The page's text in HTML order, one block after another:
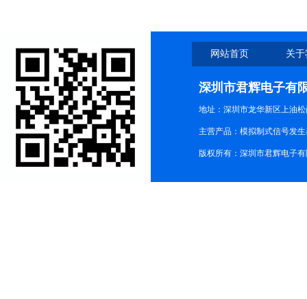
网站首页 关
深圳市君辉电子有
地址：深圳市龙华新区上油松
主营产品：模拟制式信号发
版权所有：深圳市君辉电子